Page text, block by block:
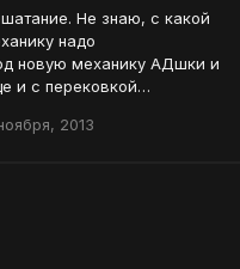
Не знаю, с какой
новую механику АДшки и
и с перековкой
и некоторые старые
кажется? Вобщем
2013